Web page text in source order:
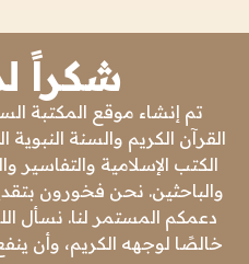
شكراً
تم إنشاء موقع المكتبة
القرآن الكريم والسنة
الكتب الإسلامية والتفاسير
والباحثين. نحن فخورون
دعمكم المستمر لنا. نسأل
خالصًا لوجهه الكريم، وأن